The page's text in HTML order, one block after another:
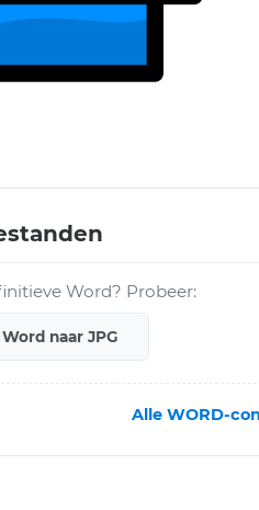
Word? Probeer:
Word naar JPG
Alle WORD-